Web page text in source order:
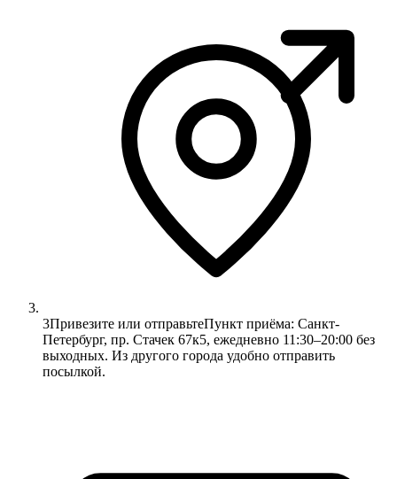
3Привезите или отправьтеПункт приёма: Санкт-
Петербург, пр. Стачек 67к5, ежедневно 11:30–20:00 без
выходных. Из другого города удобно отправить
посылкой.